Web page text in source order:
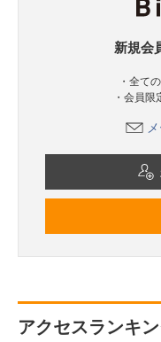
新規会
・全て
・会員
アクセスランキ